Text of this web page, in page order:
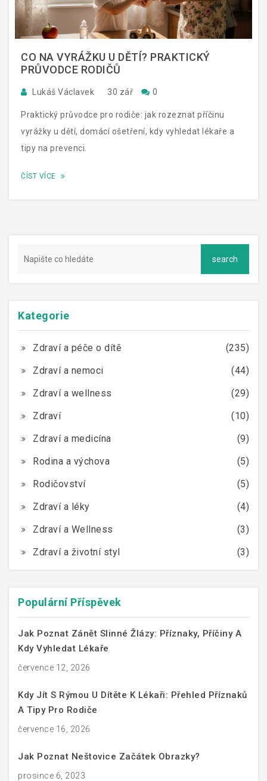
CO NA VYRÁŽKU U DĚTÍ? PRAKTICKÝ
PRŮVODCE RODIČŮ
Lukáš Václavek 30 zář 0
Praktický průvodce pro rodiče: jak rozeznat příčinu
vyrážky u dětí, domácí ošetření, kdy vyhledat lékaře a
tipy na prevenci.
ČÍST VÍCE
Kategorie
Zdraví a péče o dítě
(235)
Zdraví a nemoci
(44)
Zdraví a wellness
(29)
Zdraví
(10)
Zdraví a medicína
(9)
Rodina a výchova
(5)
Rodičovství
(5)
Zdraví a léky
(4)
Zdraví a Wellness
(3)
Zdraví a životní styl
(3)
Populární Příspěvek
Jak Poznat Zánět Slinné Žlázy: Příznaky, Příčiny A
Kdy Vyhledat Lékaře
července 12, 2026
Kdy Jít S Rýmou U Dítěte K Lékaři: Přehled Příznaků
A Tipy Pro Rodiče
července 16, 2026
Jak Poznat Neštovice Začátek Obrazky?
prosince 6, 2023